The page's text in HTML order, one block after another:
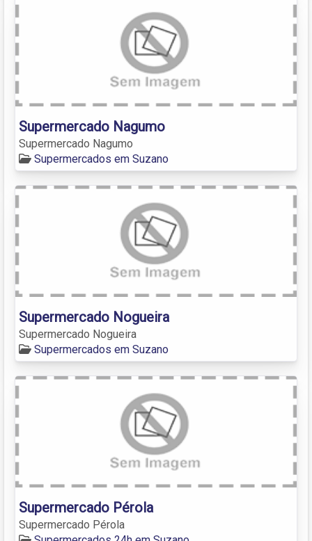
Supermercado Nagumo
Supermercado Nagumo
Supermercados em Suzano
Supermercado Nogueira
Supermercado Nogueira
Supermercados em Suzano
Supermercado Pérola
Supermercado Pérola